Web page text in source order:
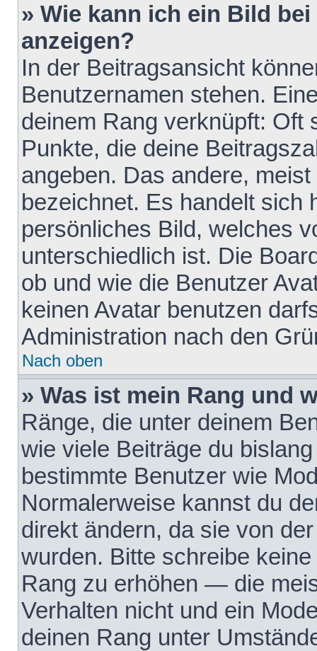
» Wie kann ich ein Bild
anzeigen?
In der Beitragsansicht
Benutzernamen stehen.
deinem Rang verknüpft: Oft
Punkte, die deine
angeben. Das andere,
bezeichnet. Es handelt sich
persönliches Bild, welches
unterschiedlich ist. Die
ob und wie die Benutzer
keinen Avatar benutzen
Administration nach den
Nach oben
» Was ist mein Rang und
Ränge, die unter deinem
wie viele Beiträge du
bestimmte Benutzer wie
Normalerweise kannst du
direkt ändern, da sie von
wurden. Bitte schreibe
Rang zu erhöhen — die
Verhalten nicht und ein
deinen Rang unter